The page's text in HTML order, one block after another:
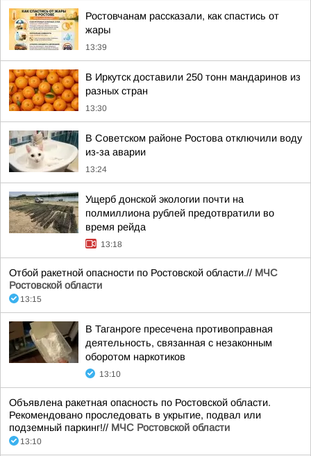
Ростовчанам рассказали, как спастись от
жары
13:39
В Иркутск доставили 250 тонн мандаринов из
разных стран
13:30
В Советском районе Ростова отключили воду
из-за аварии
13:24
Ущерб донской экологии почти на
полмиллиона рублей предотвратили во
время рейда
13:18
Отбой ракетной опасности по Ростовской области.// МЧС
Ростовской области
13:15
В Таганроге пресечена противоправная
деятельность, связанная с незаконным
оборотом наркотиков
13:10
Объявлена ракетная опасность по Ростовской области.
Рекомендовано проследовать в укрытие, подвал или
подземный паркинг!// МЧС Ростовской области
13:10